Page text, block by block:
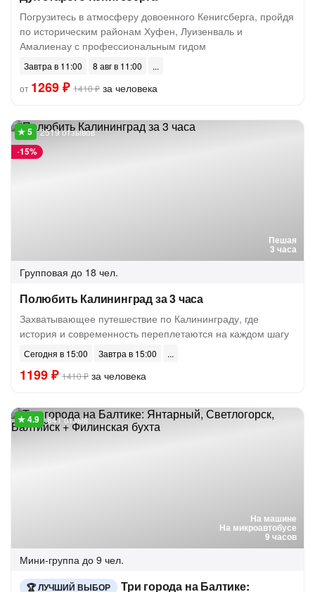
Погрузитесь в атмосферу довоенного Кенигсберга, пройдя
по историческим районам Хуфен, Луизенваль и
Амалиенау с профессиональным гидом
Завтра в 11:00
8 авг в 11:00
от 1269 ₽ 1410 ₽ за человека
Пешая
3 часа
-15%
2519 отзывов
Групповая до 18 чел.
Полюбить Калининград за 3 часа
Захватывающее путешествие по Калининграду, где
история и современность переплетаются на каждом шагу
Сегодня в 15:00 Завтра в 15:00
1199 ₽ 1410 ₽ за человека
На машине
На микроавтобусе
9 часов
841 отзыв
Мини-группа до 9 чел.
ЛУЧШИЙ ВЫБОР Три города на Балтике: